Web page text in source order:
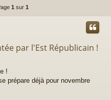
1 sur 1
par l'Est Républicain !
!
prépare déjà pour novembre